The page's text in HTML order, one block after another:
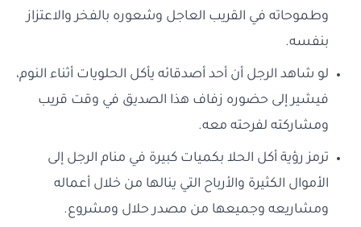
وطموحاته في القريب العاجل وشعوره بالفخر والاعتزاز
بنفسه.
لو شاهد الرجل أن أحد أصدقائه يأكل الحلويات أثناء النوم،
فيشير إلى حضوره زفاف هذا الصديق في وقت قريب
ومشاركته لفرحته معه.
ترمز رؤية أكل الحلا بكميات كبيرة في منام الرجل إلى
الأموال الكثيرة والأرباح التي ينالها من خلال أعماله
ومشاريعه وجميعها من مصدر حلال ومشروع.